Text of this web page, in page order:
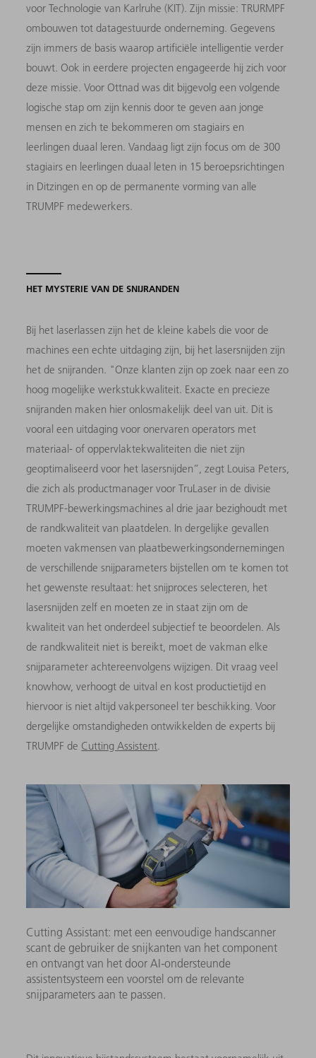
voor Technologie van Karlruhe (KIT). Zijn missie: TRURMPF
ombouwen tot datagestuurde onderneming. Gegevens
zijn immers de basis waarop artificiële intelligentie verder
bouwt. Ook in eerdere projecten engageerde hij zich voor
deze missie. Voor Ottnad was dit bijgevolg een volgende
logische stap om zijn kennis door te geven aan jonge
mensen en zich te bekommeren om stagiairs en
leerlingen duaal leren. Vandaag ligt zijn focus om de 300
stagiairs en leerlingen duaal leten in 15 beroepsrichtingen
in Ditzingen en op de permanente vorming van alle
TRUMPF medewerkers.
HET MYSTERIE VAN DE SNIJRANDEN
Bij het laserlassen zijn het de kleine kabels die voor de
machines een echte uitdaging zijn, bij het lasersnijden zijn
het de snijranden. "Onze klanten zijn op zoek naar een zo
hoog mogelijke werkstukkwaliteit. Exacte en precieze
snijranden maken hier onlosmakelijk deel van uit. Dit is
vooral een uitdaging voor onervaren operators met
materiaal- of oppervlaktekwaliteiten die niet zijn
geoptimaliseerd voor het lasersnijden”, zegt Louisa Peters,
die zich als productmanager voor TruLaser in de divisie
TRUMPF-bewerkingsmachines al drie jaar bezighoudt met
de randkwaliteit van plaatdelen. In dergelijke gevallen
moeten vakmensen van plaatbewerkingsondernemingen
de verschillende snijparameters bijstellen om te komen tot
het gewenste resultaat: het snijproces selecteren, het
lasersnijden zelf en moeten ze in staat zijn om de
kwaliteit van het onderdeel subjectief te beoordelen. Als
de randkwaliteit niet is bereikt, moet de vakman elke
snijparameter achtereenvolgens wijzigen. Dit vraag veel
knowhow, verhoogt de uitval en kost productietijd en
hiervoor is niet altijd vakpersoneel ter beschikking. Voor
dergelijke omstandigheden ontwikkelden de experts bij
TRUMPF de Cutting Assistent
Cutting Assistant: met een eenvoudige handscanner
scant de gebruiker de snijkanten van het component
en ontvangt van het door AI-ondersteunde
assistentsysteem een voorstel om de relevante
snijparameters aan te passen.